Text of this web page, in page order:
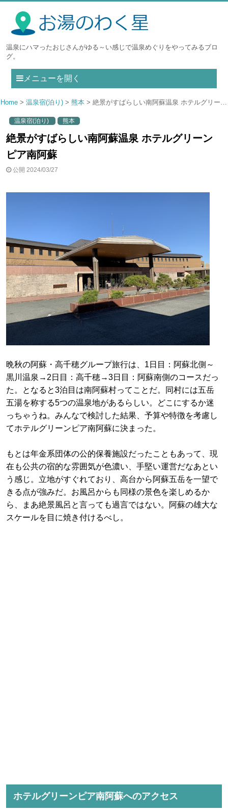
温泉にハマったおじさんがゆる～い感じで温泉めぐりをやってみるブロ
グ。
メニューを開く
Home 温泉宿(泊り) 熊本 絶景がすばらしい南阿蘇温泉 ホテルグリーンピア南阿蘇
温泉宿(泊り) 熊本
絶景がすばらしい南阿蘇温泉 ホテルグリーン
ピア南阿蘇
公開 2024/03/27
晩秋の阿蘇・高千穂グループ旅行は、1日目：阿蘇北側～
黒川温泉→2日目：高千穂→3日目：阿蘇南側のコースだっ
た。となると3泊目は南阿蘇村ってことだ。同村には五岳
五湯を称する5つの温泉地があるらしい。どこにするか迷
っちゃうね。みんなで検討した結果、予算や特徴を考慮し
てホテルグリーンピア南阿蘇に決まった。
もとは年金系団体の公的保養施設だったこともあって、現
在も公共の宿的な雰囲気が色濃い、手堅い運営だなあとい
う感じ。立地がすぐれており、高台から阿蘇五岳を一望で
きる点が強みだ。お風呂からも同様の景色を楽しめるか
ら、まあ絶景風呂と言っても過言ではない。阿蘇の雄大な
スケールを目に焼き付けるべし。
ホテルグリーンピア南阿蘇へのアクセス